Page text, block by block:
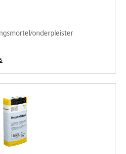
onderpleister